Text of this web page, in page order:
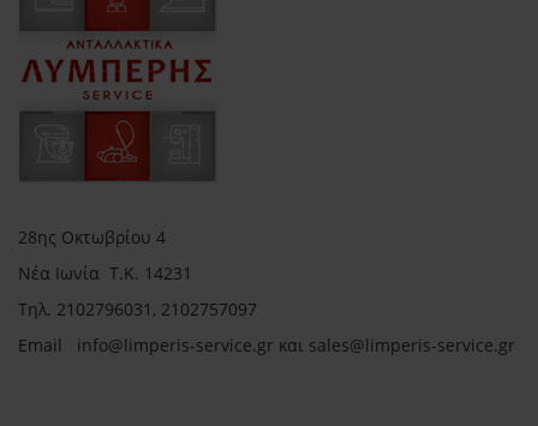
28ης Οκτωβρίου 4
Νέα Ιωνία Τ.Κ. 14231
Τηλ. 2102796031, 2102757097
Email info@limperis-service.gr και sales@limperis-service.gr